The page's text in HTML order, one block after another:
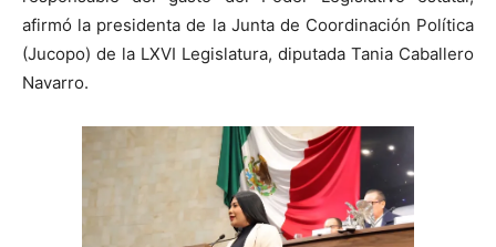
afirmó la presidenta de la Junta de Coordinación Política
(Jucopo) de la LXVI Legislatura, diputada Tania Caballero
Navarro.